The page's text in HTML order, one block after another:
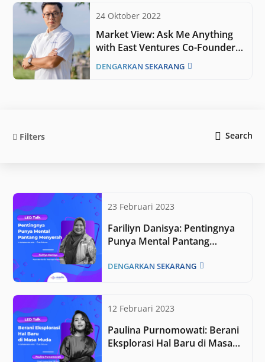
24 Oktober 2022
Market View: Ask Me Anything
with East Ventures Co-Founder
DENGARKAN SEKARANG
Filters Search
23 Februari 2023
Fariliyn Danisya: Pentingnya
Punya Mental Pantang
DENGARKAN SEKARANG
12 Februari 2023
Paulina Purnomowati: Berani
Eksplorasi Hal Baru di Masa